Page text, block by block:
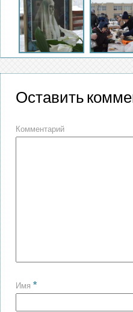
Оставить
Комментарий
Имя *